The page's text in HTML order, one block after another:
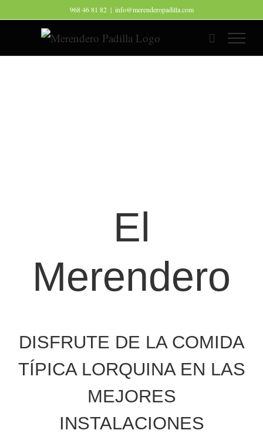
968 46 81 82 | info@merenderopadilla.com
El
Merendero
DISFRUTE DE LA COMIDA
TÍPICA LORQUINA EN LAS
MEJORES
INSTALACIONES